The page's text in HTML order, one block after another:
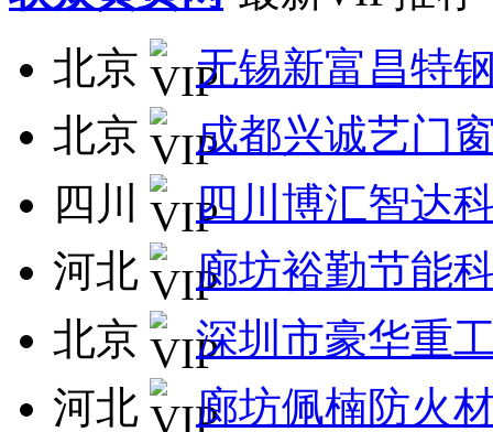
北京
无锡新富昌特
北京
成都兴诚艺门
四川
四川博汇智达
河北
廊坊裕勤节能
北京
深圳市豪华重
河北
廊坊佩楠防火